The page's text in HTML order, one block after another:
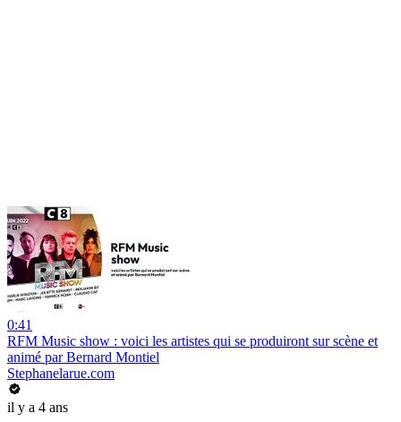
0:41
RFM Music show : voici les artistes qui se produiront sur scène et
animé par Bernard Montiel
Stephanelarue.com
il y a 4 ans